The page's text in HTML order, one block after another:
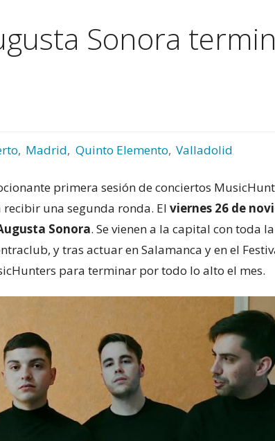
Sonora
, Madrid, Quinto Elemento, Valladolid
primera sesión de conciertos
una segunda ronda. El viernes 26 de
Sonora. Se vienen a la capital con toda
y tras actuar en Salamanca y en el
para terminar por todo lo alto el mes.